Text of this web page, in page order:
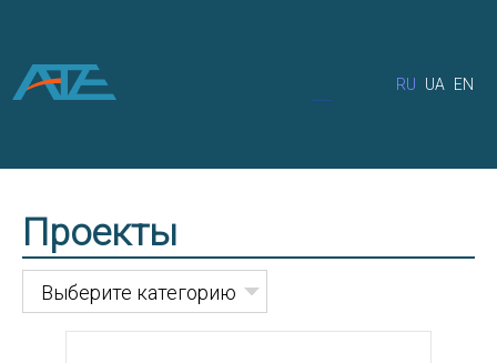
RU UA EN
Проекты
Выберите категорию